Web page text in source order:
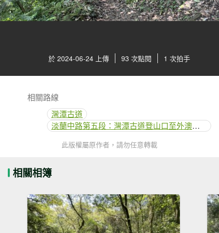
於 2024-06-24 上傳 93 次點閱 1 次拍手
相關路線
灣潭古道
淡蘭中路第五段：灣潭古道登山口至外澳車站
此版權屬原作者，請勿任意轉載
相關相簿